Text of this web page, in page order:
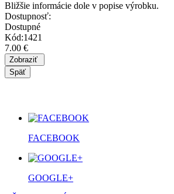
Bližšie informácie dole v popise výrobku.
Dostupnosť:
Dostupné
Kód:1421
7.00 €
FACEBOOK
GOOGLE+